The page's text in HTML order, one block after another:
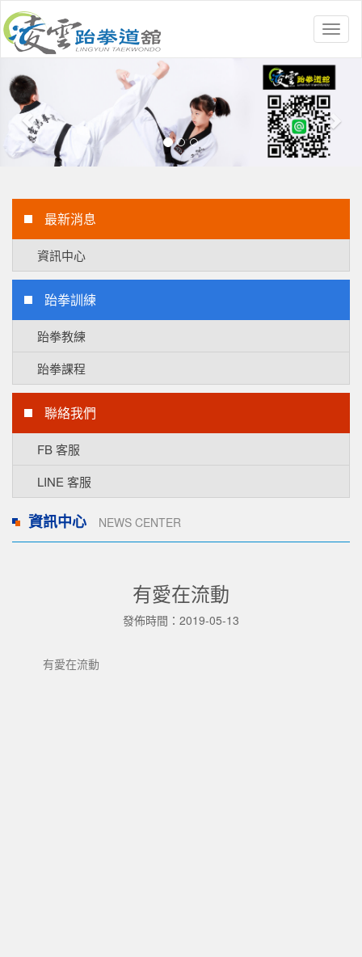
最新消息
資訊中心
跆拳訓練
跆拳教練
跆拳課程
聯絡我們
FB 客服
LINE 客服
資訊中心 NEWS CENTER
有愛在流動
發佈時間：2019-05-13
有愛在流動